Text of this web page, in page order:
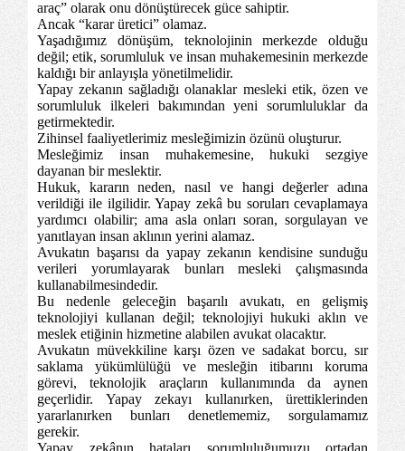
araç” olarak onu dönüştürecek güce sahiptir.
Ancak “karar üretici” olamaz.
Yaşadığımız dönüşüm, teknolojinin merkezde olduğu
değil; etik, sorumluluk ve insan muhakemesinin merkezde
kaldığı bir anlayışla yönetilmelidir.
Yapay zekanın sağladığı olanaklar mesleki etik, özen ve
sorumluluk ilkeleri bakımından yeni sorumluluklar da
getirmektedir.
Zihinsel faaliyetlerimiz mesleğimizin özünü oluşturur.
Mesleğimiz insan muhakemesine, hukuki sezgiye
dayanan bir meslektir.
Hukuk, kararın neden, nasıl ve hangi değerler adına
verildiği ile ilgilidir. Yapay zekâ bu soruları cevaplamaya
yardımcı olabilir; ama asla onları soran, sorgulayan ve
yanıtlayan insan aklının yerini alamaz.
Avukatın başarısı da yapay zekanın kendisine sunduğu
verileri yorumlayarak bunları mesleki çalışmasında
kullanabilmesindedir.
Bu nedenle geleceğin başarılı avukatı, en gelişmiş
teknolojiyi kullanan değil; teknolojiyi hukuki aklın ve
meslek etiğinin hizmetine alabilen avukat olacaktır.
Avukatın müvekkiline karşı özen ve sadakat borcu, sır
saklama yükümlülüğü ve mesleğin itibarını koruma
görevi, teknolojik araçların kullanımında da aynen
geçerlidir. Yapay zekayı kullanırken, ürettiklerinden
yararlanırken bunları denetlememiz, sorgulamamız
gerekir.
Yapay zekânın hataları sorumluluğumuzu ortadan